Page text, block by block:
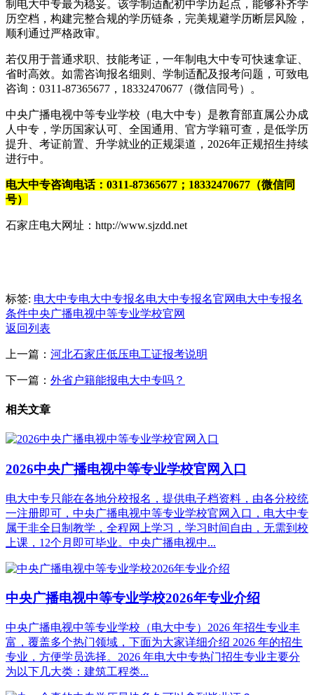
制电大中专最为稳妥。该学制适配初中学历起点，能够补齐学
历空档，构建完整合规的学历链条，完美规避学历断层风险，
顺利通过严格政审。
若仅用于普通求职、技能考证，一年制电大中专可快速拿证、
省时高效。如需咨询报名细则、学制适配及报考问题，可致电
咨询：0311-87365677，18332470677（微信同号）。
中央广播电视中等专业学校（电大中专）是教育部直属公办成
人中专，学历国家认可、全国通用、官方学籍可查，是低学历
提升、考证前置、升学就业的正规渠道，2026年正规招生持续
进行中。
电大中专咨询电话：0311-87365677；18332470677（微信同
号）
石家庄电大网址：http://www.sjzdd.net
标签: 电大中专电大中专报名电大中专报名官网 电大中专报名
条件中央广播电视中等专业学校官网
返回列表
上一篇： 河北石家庄低压电工证报考说明
下一篇： 外省户籍能报电大中专吗？
相关文章
2026中央广播电视中等专业学校官网入口
电大中专只能在各地分校报名，提供电子档资料，由各分校统
一注册即可，中央广播电视中等专业学校官网入口，电大中专
属于非全日制教学，全程网上学习，学习时间自由，无需到校
上课，12个月即可毕业。中央广播电视中...
中央广播电视中等专业学校2026年专业介绍
中央广播电视中等专业学校（电大中专）2026 年招生专业丰
富，覆盖多个热门领域，下面为大家详细介绍 2026 年的招生
专业，方便学员选择。2026 年电大中专热门招生专业主要分
为以下几大类：建筑工程类...